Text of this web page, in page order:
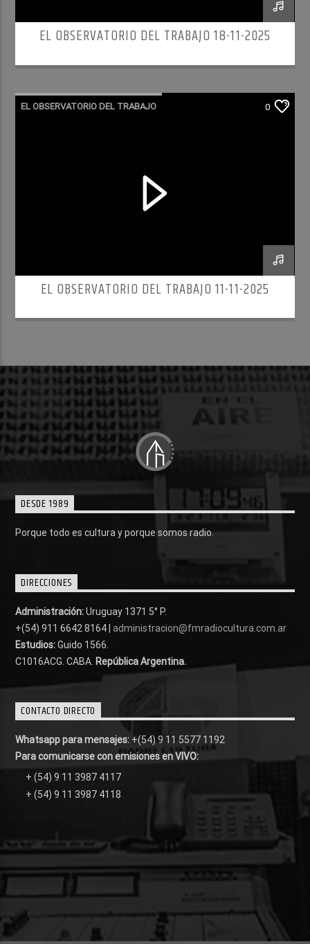
EL OBSERVATORIO DEL TRABAJO 18-11-2025
EL OBSERVATORIO DEL TRABAJO 0
EL OBSERVATORIO DEL TRABAJO 11-11-2025
DESDE 1989
Porque todo es cultura y porque somos radio.
DIRECCIONES
Administración:Uruguay 1371 5° P.
+(54) 911 6642 8164 | administracion@fmradiocultura.com.ar
Estudios:Guido 1566.
C1016ACG . CABA. República Argentina.
CONTACTO DIRECTO
Whatsapp para mensajes: +(54) 9 11 5577 1192
Para comunicarse con emisiones en VIVO:
+ (54) 9 11 3987 4117
+ (54) 9 11 3987 4118